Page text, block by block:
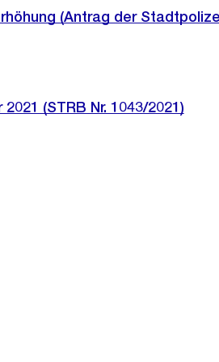
(Antrag der
(STRB Nr. 1043/2021)